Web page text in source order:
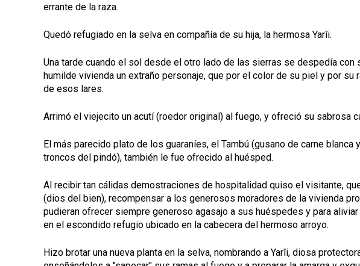
errante de la raza.
Quedó refugiado en la selva en compañía de su hija, la hermosa Yarîi.
Una tarde cuando el sol desde el otro lado de las sierras se despedía
humilde vivienda un extraño personaje, que por el color de su piel y por su
de esos lares.
Arrimó el viejecito un acutí (roedor original) al fuego, y ofreció su sabrosa
El más parecido plato de los guaraníes, el Tambú (gusano de carne blanca
troncos del pindó), también le fue ofrecido al huésped.
Al recibir tan cálidas demostraciones de hospitalidad quiso el visitante,
(dios del bien), recompensar a los generosos moradores de la vivienda
pudieran ofrecer siempre generoso agasajo a sus huéspedes y para
en el escondido refugio ubicado en la cabecera del hermoso arroyo.
Hizo brotar una nueva planta en la selva, nombrando a Yarîi, diosa